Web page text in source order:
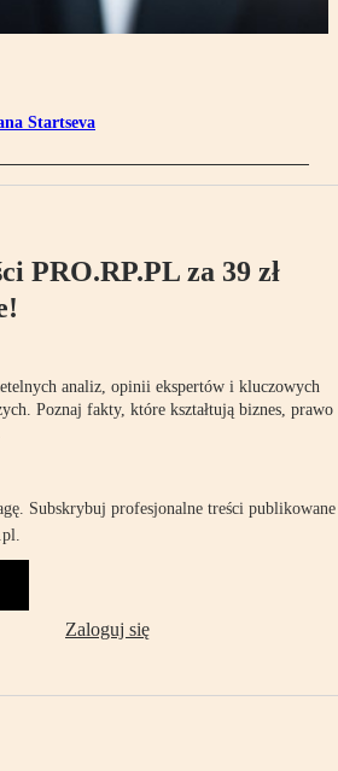
Startseva
PRO.RP.PL za 39 zł
analiz, opinii ekspertów i kluczowych
Poznaj fakty, które kształtują biznes, prawo
Subskrybuj profesjonalne treści publikowane
Zaloguj się